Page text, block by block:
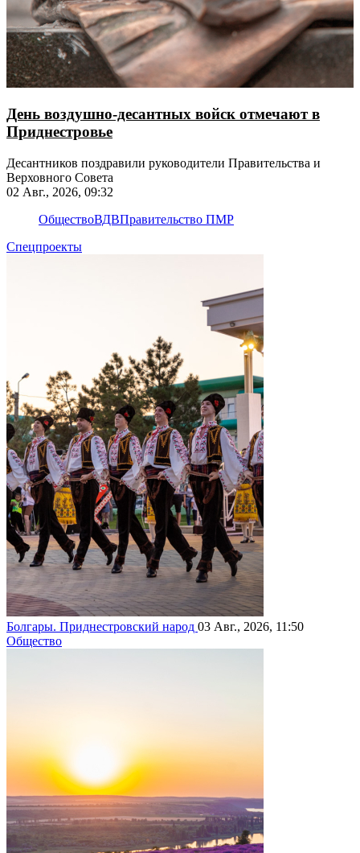
День воздушно-десантных войск отмечают в
Приднестровье
Десантников поздравили руководители Правительства и
Верховного Совета
02 Авг., 2026, 09:32
ОбществоВДВПравительство ПМР
Спецпроекты
Болгары. Приднестровский народ 03 Авг., 2026, 11:50
Общество